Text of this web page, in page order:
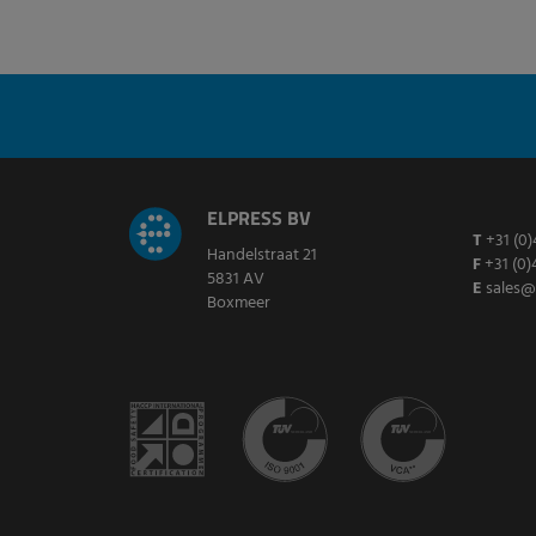
ELPRESS BV
Handelstraat 21
5831 AV
Boxmeer
T +31
F+31
E